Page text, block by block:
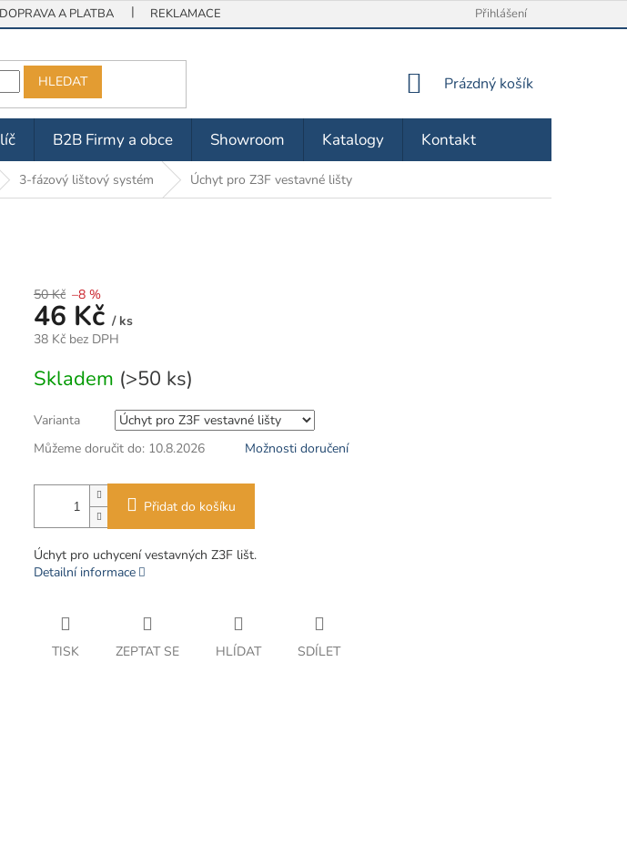
DOPRAVA A PLATBA REKLAMACE / VRÁCENÍ ZBOŽÍ OBCHODNÍ PODMÍNKY
Přihlášení
HLEDAT
NÁKUPNÍ
Prázdný košík
B2B Firmy a obce Showroom Katalogy Kontakt
3-fázový lištový systém Úchyt pro Z3F vestavné lišty
50 Kč –8 %
46 Kč / ks
38 Kč bez DPH
cena:
Skladem (>50 ks)
Varianta
Můžeme doručit do: 10.8.2026 Možnosti doručení
Přidat do košíku
Úchyt pro uchycení vestavných Z3F lišt.
Detailní informace
TISK ZEPTAT SE HLÍDAT SDÍLET